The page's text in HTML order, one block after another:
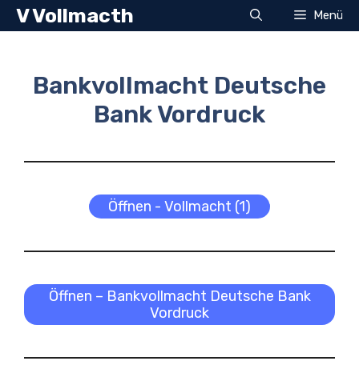
Zum
Inhalt
V Vollmacth Menü
Bankvollmacht Deutsche
Bank Vordruck
Öffnen - Vollmacht (1)
Öffnen – Bankvollmacht Deutsche Bank
Vordruck